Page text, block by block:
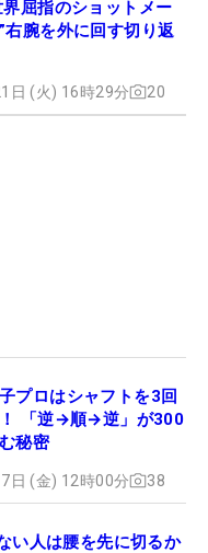
屈指のショットメー
右腕を外に回す切り返
日 (火) 16時29分 20
プロはシャフトを3回
！ 「逆→順→逆」が300
秘密
日 (金) 12時00分 38
い人は腰を先に切るか